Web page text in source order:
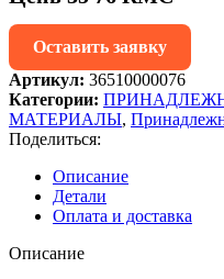
Оставить заявку
Артикул: 36510000076
Категории:
МАТЕРИАЛЫ,
Поделиться:
Описание
Детали
Оплата и доставка
Описание